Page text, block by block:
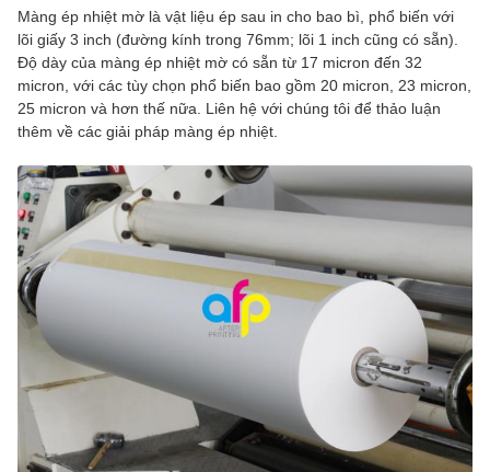
Màng ép nhiệt mờ là vật liệu ép sau in cho bao bì, phổ biến với
lõi giấy 3 inch (đường kính trong 76mm; lõi 1 inch cũng có sẵn).
Độ dày của màng ép nhiệt mờ có sẵn từ 17 micron đến 32
micron, với các tùy chọn phổ biến bao gồm 20 micron, 23 micron,
25 micron và hơn thế nữa. Liên hệ với chúng tôi để thảo luận
thêm về các giải pháp màng ép nhiệt.